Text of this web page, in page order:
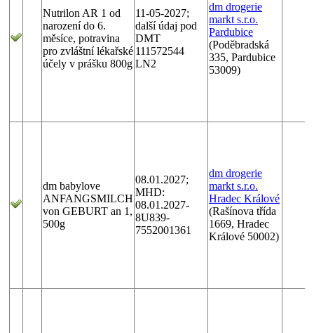
Nutrilon AR 1 od
narození do 6.
měsíce, potravina
pro zvláštní lékařské
účely v prášku 800g
11-05-2027;
další údaj pod
DMT
111572544
LN2
dm drogerie
markt s.r.o.
Pardubice
(Poděbradská
335, Pardubice
53009)
dm babylove
ANFANGSMILCH
von GEBURT an 1,
500g
08.01.2027;
MHD:
08.01.2027-
8U839-
7552001361
dm drogerie
markt s.r.o.
Hradec Králové
(Rašínova třída
1669, Hradec
Králové 50002)